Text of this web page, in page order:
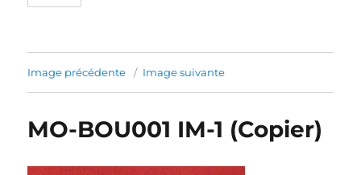
Image précédente Image suivante
MO-BOU001 IM-1 (Copier)